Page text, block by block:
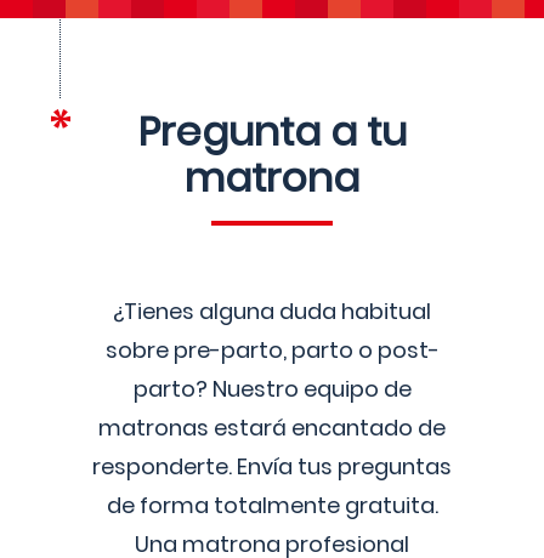
Pregunta a tu
matrona
¿Tienes alguna duda habitual
sobre pre-parto, parto o post-
parto? Nuestro equipo de
matronas estará encantado de
responderte. Envía tus preguntas
de forma totalmente gratuita.
Una matrona profesional